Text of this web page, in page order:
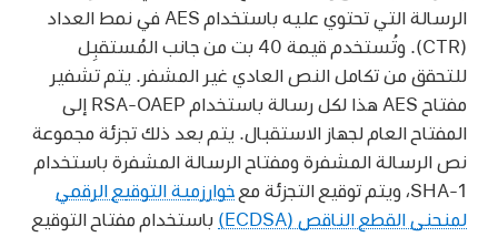
الرسالة التي تحتوي عليه باستخدام AES في نمط العداد
(CTR). وتُستخدم قيمة 40 بت من جانب المُستقبِل
للتحقق من تكامل النص العادي غير المشفر. يتم تشفير
مفتاح AES هذا لكل رسالة باستخدام RSA-OAEP إلى
المفتاح العام لجهاز الاستقبال. يتم بعد ذلك تجزئة مجموعة
نص الرسالة المشفرة ومفتاح الرسالة المشفرة باستخدام
SHA-1، ويتم توقيع التجزئة مع
خوارزمية التوقيع الرقمي
لمنحنى القطع الناقص (ECDSA)
باستخدام مفتاح التوقيع